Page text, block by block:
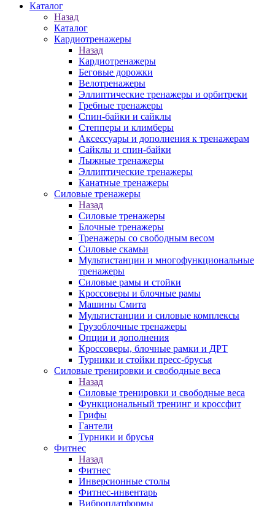
Каталог
Назад
Каталог
Кардиотренажеры
Назад
Кардиотренажеры
Беговые дорожки
Велотренажеры
Эллиптические тренажеры и орбитреки
Гребные тренажеры
Спин-байки и сайклы
Степперы и климберы
Аксессуары и дополнения к тренажерам
Сайклы и спин-байки
Лыжные тренажеры
Эллиптические тренажеры
Канатные тренажеры
Силовые тренажеры
Назад
Силовые тренажеры
Блочные тренажеры
Тренажеры со свободным весом
Силовые скамьи
Мультистанции и многофункциональные
тренажеры
Силовые рамы и стойки
Кроссоверы и блочные рамы
Машины Смита
Мультистанции и силовые комплексы
Грузоблочные тренажеры
Опции и дополнения
Кроссоверы, блочные рамки и ДРТ
Турники и стойки пресс-брусья
Силовые тренировки и свободные веса
Назад
Силовые тренировки и свободные веса
Функциональный тренинг и кроссфит
Грифы
Гантели
Турники и брусья
Фитнес
Назад
Фитнес
Инверсионные столы
Фитнес-инвентарь
Виброплатформы